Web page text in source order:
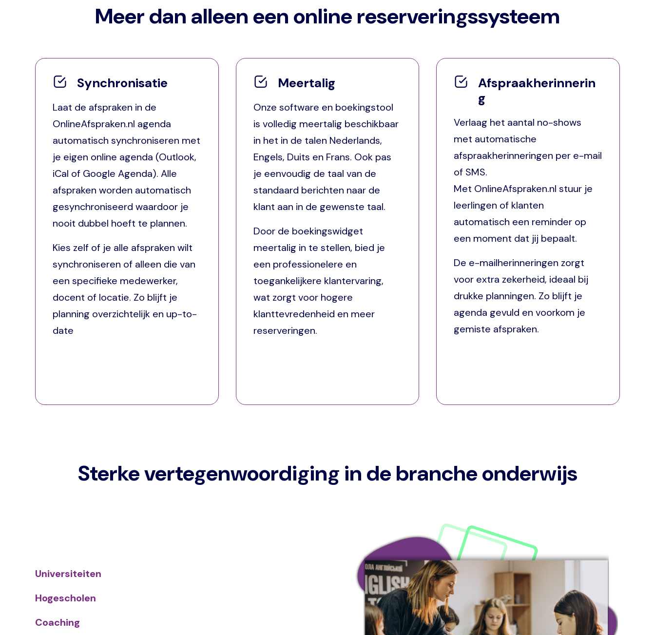
Meer dan alleen een online reserveringssysteem
Synchronisatie
Laat de afspraken in de
OnlineAfspraken.nl agenda
automatisch synchroniseren met
je eigen online agenda (Outlook,
iCal of Google Agenda). Alle
afspraken worden automatisch
gesynchroniseerd waardoor je
nooit dubbel hoeft te plannen.
Kies zelf of je alle afspraken wilt
synchroniseren of alleen die van
een specifieke medewerker,
docent of locatie. Zo blijft je
planning overzichtelijk en up-to-
date
Meertalig
Onze software en boekingstool
is volledig meertalig beschikbaar
in het in de talen Nederlands,
Engels, Duits en Frans. Ook pas
je eenvoudig de taal van de
standaard berichten naar de
klant aan in de gewenste taal.
Door de boekingswidget
meertalig in te stellen, bied je
een professionelere en
toegankelijkere klantervaring,
wat zorgt voor hogere
klanttevredenheid en meer
reserveringen.
Afspraakherinnerin
g
Verlaag het aantal no-shows
met automatische
afspraakherinneringen per e-mail
of SMS.
Met OnlineAfspraken.nl stuur je
leerlingen of klanten
automatisch een reminder op
een moment dat jij bepaalt.
De e-mailherinneringen zorgt
voor extra zekerheid, ideaal bij
drukke planningen. Zo blijft je
agenda gevuld en voorkom je
gemiste afspraken.
Sterke vertegenwoordiging in de branche onderwijs
Universiteiten
Hogescholen
Coaching